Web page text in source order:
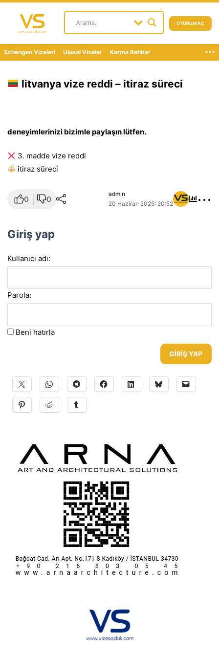
OTURUM AÇ
Schengen Vizeleri Ulusal Vizeler Karma Rehber ...
litvanya vize reddi – itiraz süreci
deneyimlerinizi bizimle paylaşın lütfen.
3. madde vize reddi
i̇tiraz süreci
0 0
admin
20 Haziran 2025: 20:52
⋯
Giriş yap
Kullanıcı adı:
Parola:
Beni hatırla
GIRIŞ YAP